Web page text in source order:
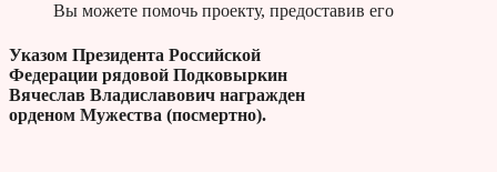
Вы можете помочь проекту, предоставив его
Указом Президента Российской
Федерации рядовой Подковыркин
Вячеслав Владиславович награжден
орденом Мужества (посмертно).